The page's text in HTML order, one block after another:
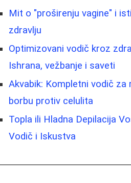
Mit o "proširenju vagine" i
zdravlju
Optimizovani vodič kroz
Ishrana, vežbanje i saveti
Akvabik: Kompletni vodič za
borbu protiv celulita
Topla ili Hladna Depilacija
Vodič i Iskustva